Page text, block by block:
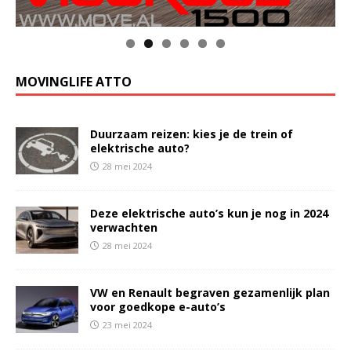
MOVINGLIFE ATTO
Duurzaam reizen: kies je de trein of
elektrische auto?
28 mei 2024
Deze elektrische auto’s kun je nog in 2024
verwachten
28 mei 2024
VW en Renault begraven gezamenlijk plan
voor goedkope e-auto’s
23 mei 2024